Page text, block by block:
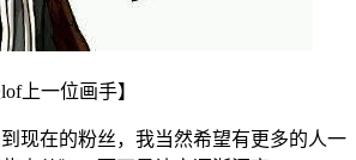
上一位画手】
现在的粉丝，我当然希望有更多的人一